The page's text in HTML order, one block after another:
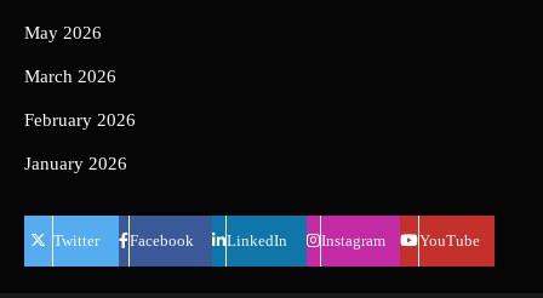
May 2026
March 2026
February 2026
January 2026
Twitter Facebook LinkedIn Instagram YouTube